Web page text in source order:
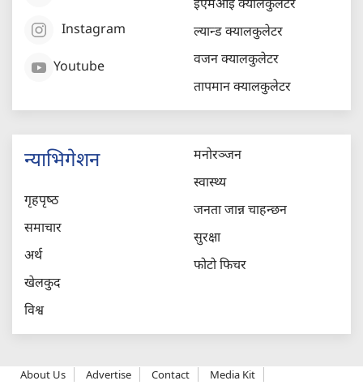
Instagram
Youtube
ईएमआई क्यालकुलेटर
ल्यान्ड क्यालकुलेटर
वजन क्यालकुलेटर
तापमान क्यालकुलेटर
न्याभिगेशन
गृहपृष्‍ठ
समाचार
अर्थ
खेलकुद
विश्व
मनोरञ्जन
स्वास्थ्य
जनता जान्न चाहन्छन
सुरक्षा
फोटो फिचर
About Us Advertise Contact Media Kit